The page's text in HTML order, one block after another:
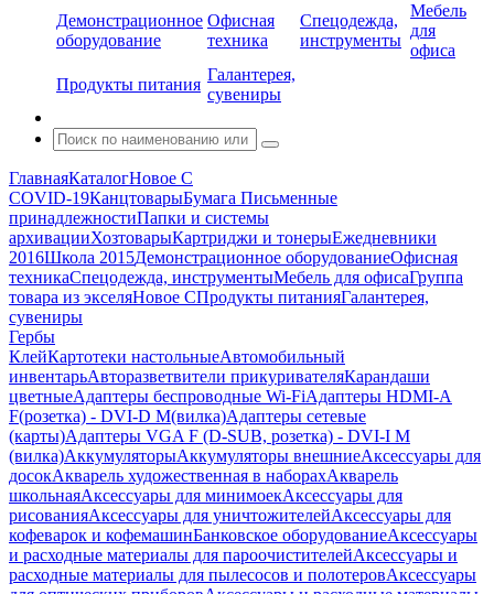
Демонстрационное
оборудование
Офисная
техника
Спецодежда,
инструменты
Мебель
для
офиса
Продукты питания
Галантерея,
сувениры
ГлавнаяКаталогНовое С
COVID-19КанцтоварыБумага Письменные
принадлежностиПапки и системы
архивацииХозтоварыКартриджи и тонерыЕжедневники
2016Школа 2015Демонстрационное оборудованиеОфисная
техникаСпецодежда, инструментыМебель для офисаГруппа
товара из экселяНовое СПродукты питанияГалантерея,
сувениры
Гербы
КлейКартотеки настольныеАвтомобильный
инвентарьАвторазветвители прикуривателяКарандаши
цветныеАдаптеры беспроводные Wi-FiАдаптеры HDMI-A
F(розетка) - DVI-D M(вилка)Адаптеры сетевые
(карты)Адаптеры VGA F (D-SUB, розетка) - DVI-I M
(вилка)АккумуляторыАккумуляторы внешниеАксессуары для
досокАкварель художественная в наборахАкварель
школьнаяАксессуары для минимоекАксессуары для
рисованияАксессуары для уничтожителейАксессуары для
кофеварок и кофемашинБанковское оборудованиеАксессуары
и расходные материалы для пароочистителейАксессуары и
расходные материалы для пылесосов и полотеровАксессуары